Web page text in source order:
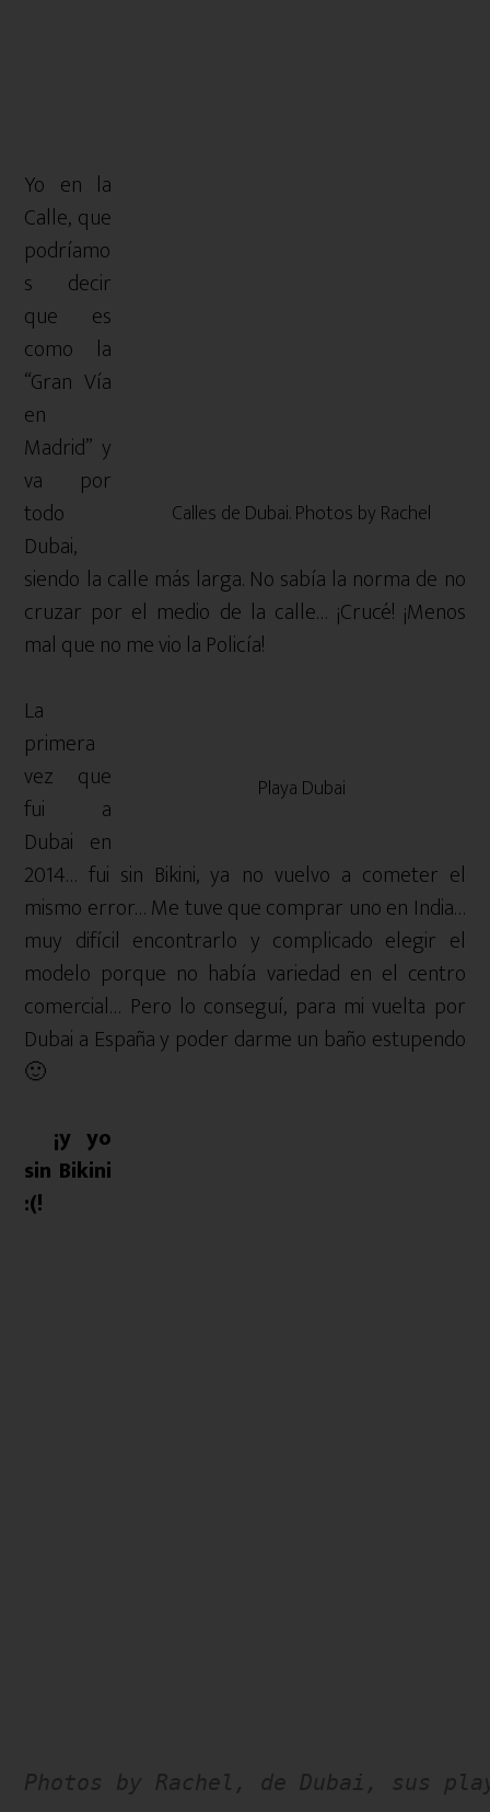
Calles de Dubai. Photos by Rachel
Yo en la
Calle, que
podríamo
s decir
que es
como la
“Gran Vía
en
Madrid” y
va por
todo
Dubai,
siendo la calle más larga. No sabía la norma de no
cruzar por el medio de la calle… ¡Crucé! ¡Menos
mal que no me vio la Policía!
Playa Dubai
La
primera
vez que
fui a
Dubai en
2014… fui sin Bikini, ya no vuelvo a cometer el
mismo error… Me tuve que comprar uno en India…
muy difícil encontrarlo y complicado elegir el
modelo porque no había variedad en el centro
comercial… Pero lo conseguí, para mi vuelta por
Dubai a España y poder darme un baño estupendo
🙂
¡yyo
sin Bikini
:(!
Photos by Rachel, de Dubai, sus